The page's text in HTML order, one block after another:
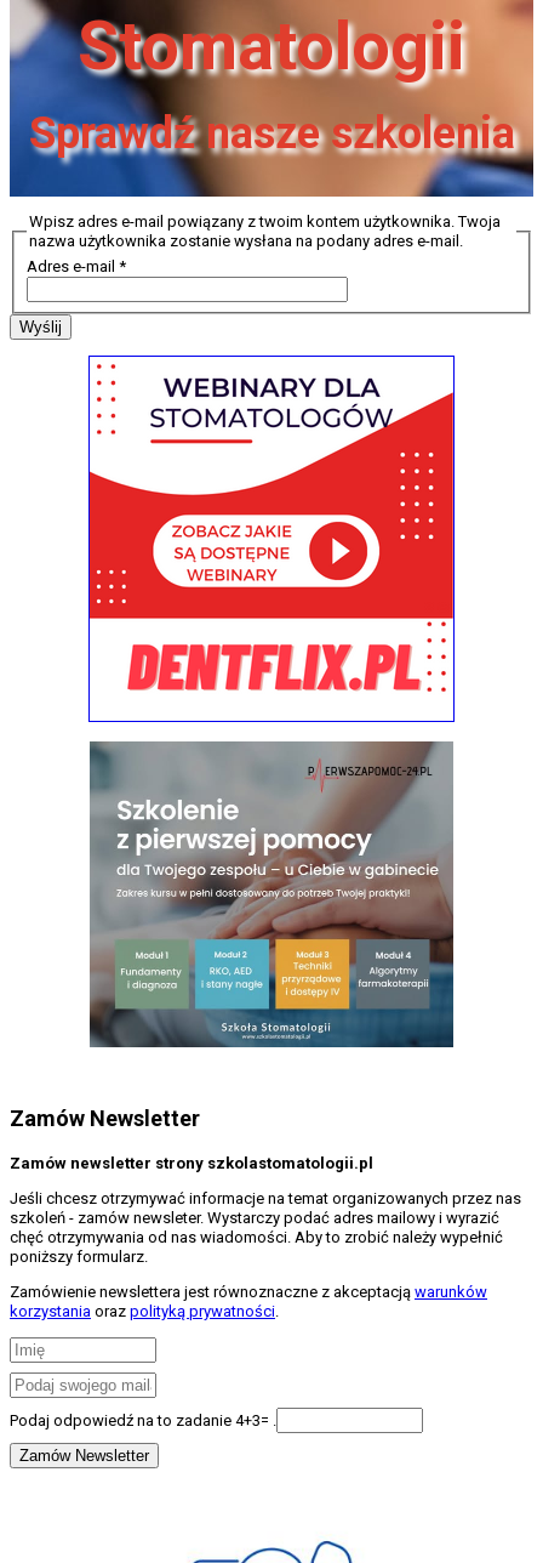
Stomatologii
Sprawdź nasze szkolenia
Wpisz adres e-mail powiązany z twoim kontem użytkownika. Twoja
nazwa użytkownika zostanie wysłana na podany adres e-mail.
Adres e-mail *
Wyślij
Zamów Newsletter
Zamów newsletter strony szkolastomatologii.pl
Jeśli chcesz otrzymywać informacje na temat organizowanych przez nas
szkoleń - zamów newsleter. Wystarczy podać adres mailowy i wyrazić
chęć otrzymywania od nas wiadomości. Aby to zrobić należy wypełnić
poniższy formularz.
Zamówienie newslettera jest równoznaczne z akceptacją warunków
korzystania oraz polityką prywatności
Podaj odpowiedź na to zadanie 4+3= .